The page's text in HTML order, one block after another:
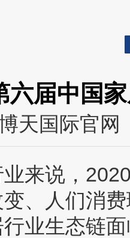
六届中国
天国际官网
说，2020
、人们消
业生态链